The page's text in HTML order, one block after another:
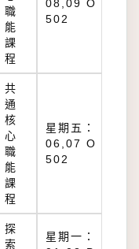
職
能
課
程
08,09 O
502
共
通
核
心
職
能
課
程
星期五：
06,07 O
502
探
索
星期一：